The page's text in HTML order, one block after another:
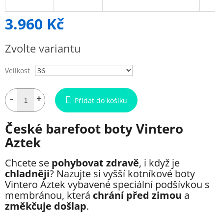
3.960 Kč
cena:
Zvolte variantu
Velikost
Přidat do košíku
České barefoot boty Vintero
Aztek
Chcete se pohybovat zdravě, i když je
chladněji? Nazujte si vyšší kotníkové boty
Vintero Aztek vybavené speciální podšívkou s
membránou, která chrání před zimou a
změkčuje došlap.